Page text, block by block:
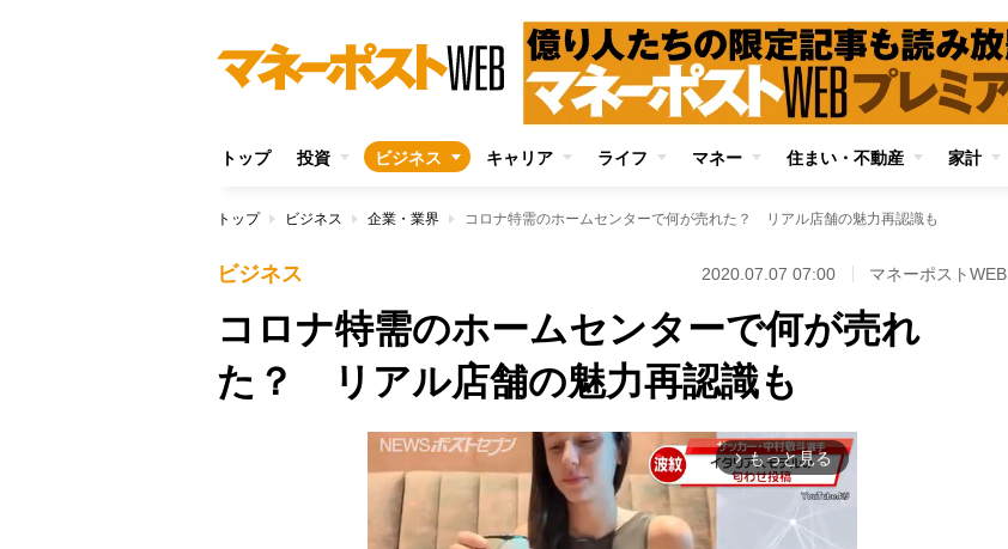
トップ 投資 ビジネス キャリア ライフ マネー 住まい・不動産 家計
トップ ビジネス 企業・業界 コロナ特需のホームセンターで何が売れた？ リアル店舗の魅力再認識も
ビジネス 2020.07.07 07:00 マネーポストWEB
コロナ特需のホームセンターで何が売れ
た？ リアル店舗の魅力再認識も
arrow_forward_ios もっと見る